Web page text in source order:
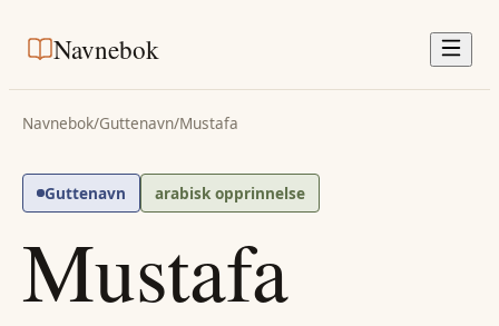
Navnebok
Navnebok/Guttenavn/Mustafa
Guttenavn arabisk opprinnelse
Mustafa